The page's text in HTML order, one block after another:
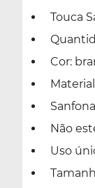
Touca
Cor:
Não
Uso